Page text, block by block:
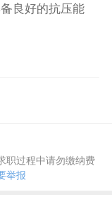
良好的抗压能
职过程中请勿缴纳费
举报